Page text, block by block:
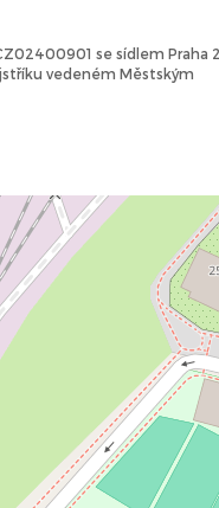
se sídlem Praha
vedeném Městským